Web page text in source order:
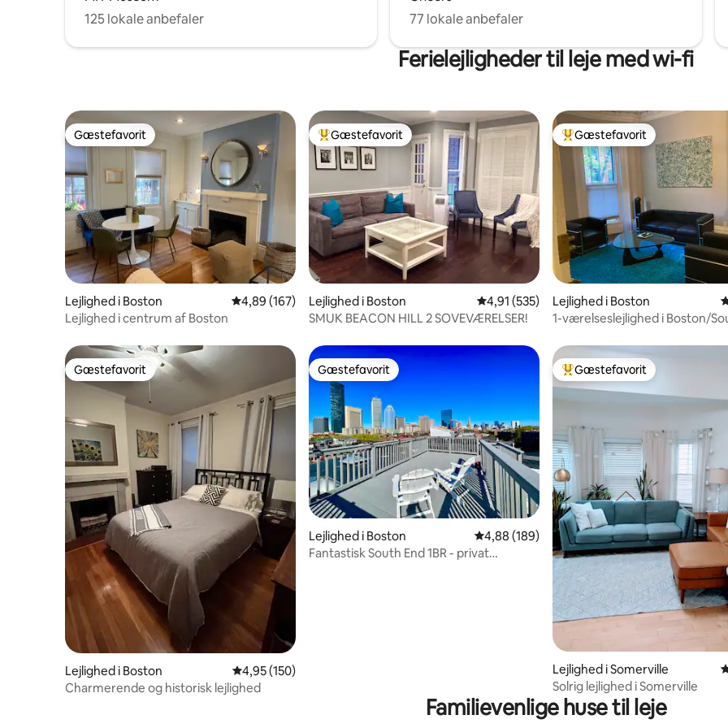
125 lokale anbefaler
77 lokale anbefaler
Ferielejligheder til leje med wi-fi
Gæstefavorit
Gæstefavorit
Lejlighed i Boston 4,89 ud af 5 i gennemsnitlig bedømmelse, 167 omtaler
4,89 (167)
Lejlighed i centrum af Boston
Bedste gæstefavorit
Gæstefavorit
Lejlighed i Boston 4,91 ud af 5 i gennemsnitlig bedømmelse,
4,91 (535)
SMUK BEACON HILL 2 SOVEVÆRELSER!
Bedste gæstefavorit
Gæstefavorit
Lejlighed i Boston
1-værelseslejlighed i Boston/
Gæstefavorit
Gæstefavorit
Lejlighed i Boston 4,95 ud af 5 i gennemsnitlig bedømmelse, 150 omtaler
4,95 (150)
Charmerende og historisk lejlighed
Gæstefavorit
Gæstefavorit
Lejlighed i Boston 4,88 ud af 5 i gennemsnitlig bedømmelse,
4,88 (189)
Fantastisk South End 1BR - privat
Bedste gæstefavorit
Gæstefavorit
Lejlighed i Somerville
Solrig lejlighed i Somerville
Familievenlige huse til leje